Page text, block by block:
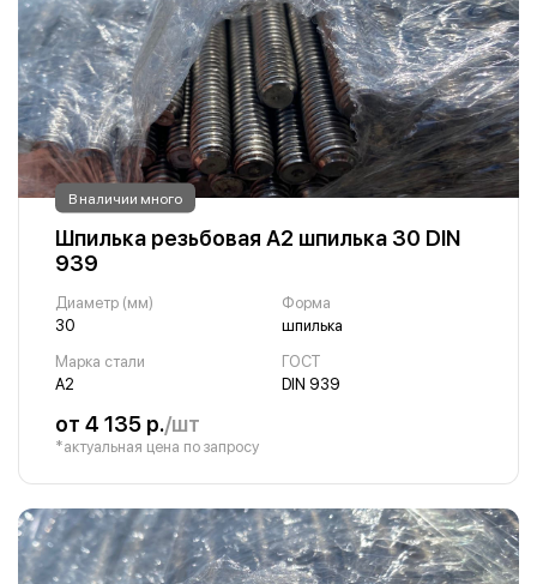
В наличии много
Шпилька резьбовая А2 шпилька 30 DIN
939
Диаметр (мм)
30
Форма
шпилька
Марка стали
А2
ГОСТ
DIN 939
от 4 135 р./шт
*актуальная цена по запросу